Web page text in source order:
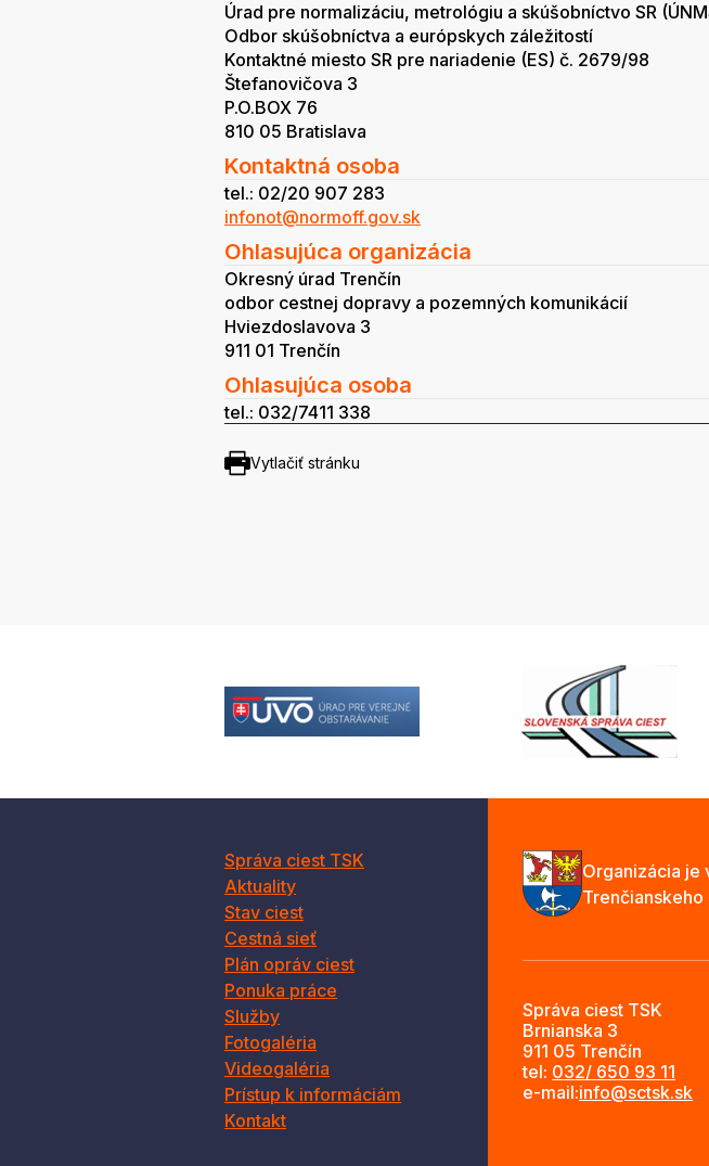
Úrad pre normalizáciu, metrológiu a skúšobníctvo SR
Odbor skúšobníctva a európskych záležitostí
Kontaktné miesto SR pre nariadenie (ES) č. 2679/98
Štefanovičova 3
P.O.BOX 76
810 05 Bratislava
Kontaktná osoba
tel.: 02/20 907 283
infonot@normoff.gov.sk
Ohlasujúca organizácia
Okresný úrad Trenčín
odbor cestnej dopravy a pozemných komunikácií
Hviezdoslavova 3
911 01 Trenčín
Ohlasujúca osoba
tel.: 032/7411 338
Vytlačiť stránku
Správa ciest TSK
Aktuality
Stav ciest
Cestná sieť
Plán opráv ciest
Ponuka práce
Služby
Fotogaléria
Videogaléria
Prístup k informáciám
Kontakt
Organizácia
Správa ciest TSK
Brnianska 3
911 05 Trenčín
tel: 032/ 650 93 11
e-mail:info@sctsk.sk